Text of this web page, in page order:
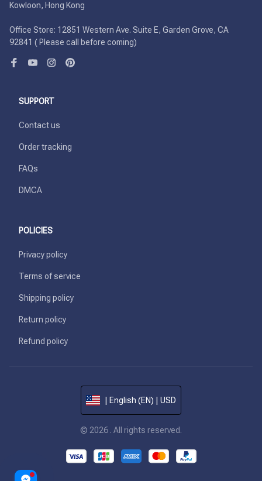
Kowloon, Hong Kong
Office Store: 12851 Western Ave. Suite E, Garden Grove, CA
92841 ( Please call before coming)
SUPPORT
Contact us
Order tracking
FAQs
DMCA
POLICIES
Privacy policy
Terms of service
Shipping policy
Return policy
Refund policy
| English (EN) | USD
© 2026 . All rights reserved.